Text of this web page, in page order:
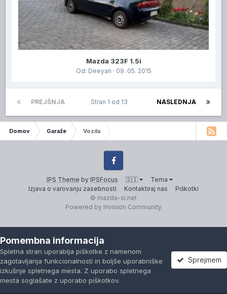
Mazda 323F 1.5i
Od: Deeyan · 09. 05. 2015
PREJŠNJA NASLEDNJA
Stran 1 od 13
IP.Board Collections by DevFuse
Domov Garaže Vozila
IPS Theme by IPSFocus 🇸🇮
Tema
Izjava o varovanju zasebnosti
Kontaktiraj nas Piškotki
Facebook
© mazda-si.net
Powered by Invision Community
Pomembna informacija
Spletna stran uporablja piškotke z namenom
zagotavljanja funkcionalnosti in boljše uporabniške
izkušnje spletnega mesta. Z uporabo spletnega
mesta soglašate z uporabo piškotkov.
Sprejmem
Forumi Neprebrano Prijavi se